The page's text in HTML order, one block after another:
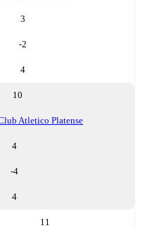
3
-2
4
10
Atletico Platense
4
-4
4
11